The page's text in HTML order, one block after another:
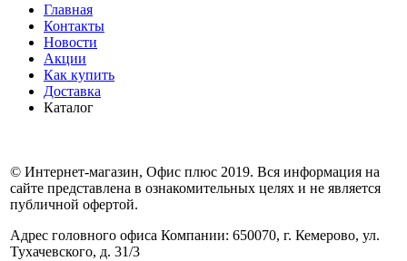
Главная
Контакты
Новости
Акции
Как купить
Доставка
Каталог
© Интернет-магазин, Офис плюс 2019. Вся информация на
сайте представлена в ознакомительных целях и не является
публичной офертой.
Адрес головного офиса Компании: 650070, г. Кемерово, ул.
Тухачевского, д. 31/3